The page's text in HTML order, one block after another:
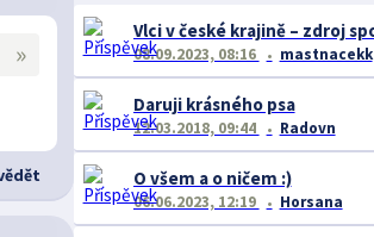
» 08.09.2023, 08:16 mastnacekk
Daruji krásného psa
12.03.2018, 09:44 Radovn
O všem a o ničem :)
06.06.2023, 12:19 Horsana